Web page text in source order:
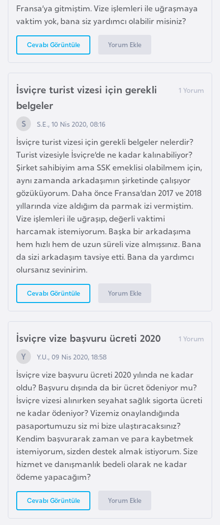
Fransa’ya gitmiştim. Vize işlemleri ile uğraşmaya
vaktim yok, bana siz yardımcı olabilir misiniz?
Cevabı Görüntüle Yorum Ekle
İsviçre turist vizesi için gerekli
belgeler
S.E., 10 Nis 2020, 08:16
İsviçre turist vizesi için gerekli belgeler nelerdir?
Turist vizesiyle İsviçre’de ne kadar kalınabiliyor?
Şirket sahibiyim ama SSK emeklisi olabilmem için,
aynı zamanda arkadaşımın şirketinde çalışıyor
gözüküyorum. Daha önce Fransa’dan 2017 ve 2018
yıllarında vize aldığım da parmak izi vermiştim.
Vize işlemleri ile uğraşıp, değerli vaktimi
harcamak istemiyorum. Başka bir arkadaşıma
hem hızlı hem de uzun süreli vize almışsınız. Bana
da sizi arkadaşım tavsiye etti. Bana da yardımcı
olursanız sevinirim.
Cevabı Görüntüle Yorum Ekle
İsviçre vize başvuru ücreti 2020
Y.U., 09 Nis 2020, 18:58
İsviçre vize başvuru ücreti 2020 yılında ne kadar
oldu? Başvuru dışında da bir ücret ödeniyor mu?
İsviçre vizesi alınırken seyahat sağlık sigorta ücreti
ne kadar ödeniyor? Vizemiz onaylandığında
pasaportumuzu siz mi bize ulaştıracaksınız?
Kendim başvurarak zaman ve para kaybetmek
istemiyorum, sizden destek almak istiyorum. Size
hizmet ve danışmanlık bedeli olarak ne kadar
ödeme yapacağım?
Cevabı Görüntüle Yorum Ekle
e
s
v
i
ç
r
e
İ
t
a
l
y
a
İ
z
l
a
a
K
a
m
b
o
ç
y
a
K
a
m
e
r